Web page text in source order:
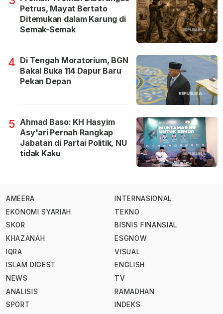
Petrus, Mayat Bertato
Ditemukan dalam Karung di
Semak-Semak
4 Di Tengah Moratorium, BGN
Bakal Buka 114 Dapur Baru
Pekan Depan
5 Ahmad Baso: KH Hasyim
Asy'ari Pernah Rangkap
Jabatan di Partai Politik, NU
tidak Kaku
AMEERA
EKONOMI SYARIAH
SKOR
KHAZANAH
IQRA
ISLAM DIGEST
NEWS
ANALISIS
SPORT
INTERNASIONAL
TEKNO
BISNIS FINANSIAL
ESGNOW
VISUAL
ENGLISH
TV
RAMADHAN
INDEKS